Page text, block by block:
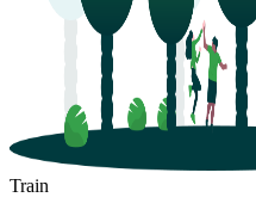
Train